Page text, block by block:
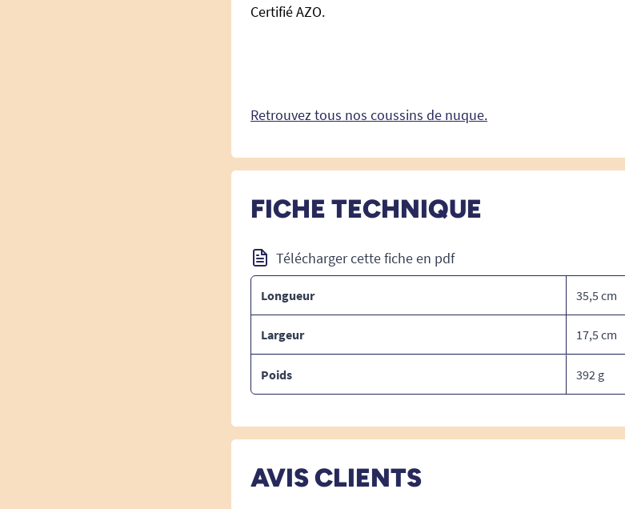
Certifié AZO.
Retrouvez tous nos coussins de nuque.
FICHE TECHNIQUE
Télécharger cette fiche en pdf
Longueur 35,5 cm
Largeur 17,5 cm
Poids 392 g
AVIS CLIENTS